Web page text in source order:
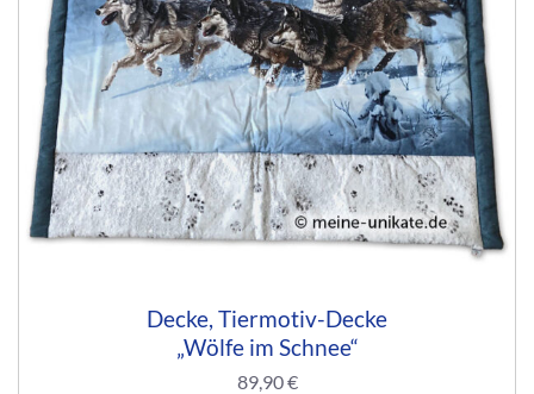
Decke, Tiermotiv-Decke
„Wölfe im Schnee“
89,90€